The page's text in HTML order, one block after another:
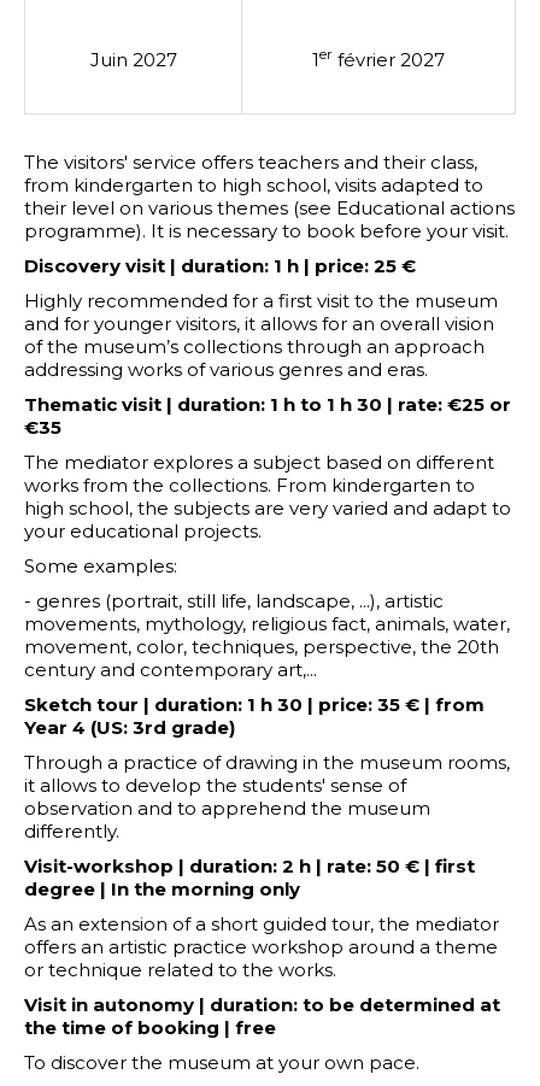
Juin 2027 1er février 2027
The visitors' service offers teachers and their class,
from kindergarten to high school, visits adapted to
their level on various themes (see Educational actions
programme). It is necessary to book before your visit.
Discovery visit | duration: 1 h | price: 25 €
Highly recommended for a first visit to the museum
and for younger visitors, it allows for an overall vision
of the museum’s collections through an approach
addressing works of various genres and eras.
Thematic visit | duration: 1 h to 1 h 30 | rate: €25 or
€35
The mediator explores a subject based on different
works from the collections. From kindergarten to
high school, the subjects are very varied and adapt to
your educational projects.
Some examples:
- genres (portrait, still life, landscape, ...), artistic
movements, mythology, religious fact, animals, water,
movement, color, techniques, perspective, the 20th
century and contemporary art,...
Sketch tour | duration: 1 h 30 | price: 35 € | from
Year 4 (US: 3rd grade)
Through a practice of drawing in the museum rooms,
it allows to develop the students' sense of
observation and to apprehend the museum
differently.
Visit-workshop | duration: 2 h | rate: 50 € | first
degree | In the morning only
As an extension of a short guided tour, the mediator
offers an artistic practice workshop around a theme
or technique related to the works.
Visit in autonomy | duration: to be determined at
the time of booking | free
To discover the museum at your own pace.